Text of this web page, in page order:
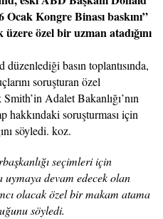
Kongre Binası baskını”
özel bir uzman atadığını
düzenlediği basın toplantısında,
soruşturan özel
Adalet Bakanlığı’nın
hakkındaki soruşturması için
söyledi. koz.
seçimleri için
uymaya devam edecek olan
olacak özel bir makam atama
söyledi.